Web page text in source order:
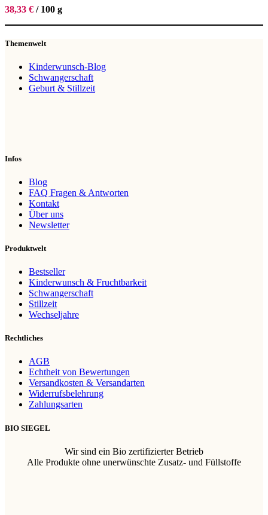
38,33 € / 100 g
Themenwelt
Kinderwunsch-Blog
Schwangerschaft
Geburt & Stillzeit
Infos
Blog
FAQ Fragen & Antworten
Kontakt
Über uns
Newsletter
Produktwelt
Bestseller
Kinderwunsch & Fruchtbarkeit
Schwangerschaft
Stillzeit
Wechseljahre
Rechtliches
AGB
Echtheit von Bewertungen
Versandkosten & Versandarten
Widerrufsbelehrung
Zahlungsarten
BIO SIEGEL
Wir sind ein Bio zertifizierter Betrieb
Alle Produkte ohne unerwünschte Zusatz- und Füllstoffe